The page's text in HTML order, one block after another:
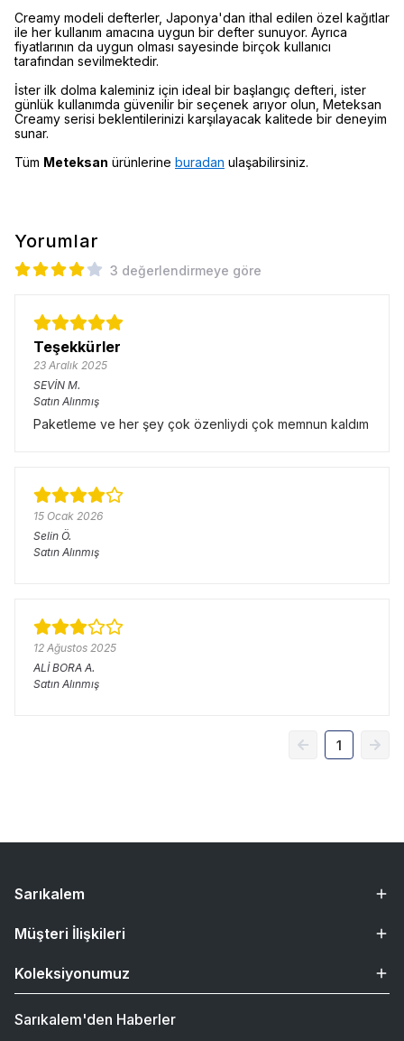
Creamy modeli defterler, Japonya'dan ithal edilen özel kağıtlar
ile her kullanım amacına uygun bir defter sunuyor. Ayrıca
fiyatlarının da uygun olması sayesinde birçok kullanıcı
tarafından sevilmektedir.
İster ilk dolma kaleminiz için ideal bir başlangıç defteri, ister
günlük kullanımda güvenilir bir seçenek arıyor olun, Meteksan
Creamy serisi beklentilerinizi karşılayacak kalitede bir deneyim
sunar.
Tüm Meteksan ürünlerine buradan ulaşabilirsiniz.
Yorumlar
3 değerlendirmeye göre
Teşekkürler
23 Aralık 2025
SEVİN M.
Satın Alınmış
Paketleme ve her şey çok özenliydi çok memnun kaldım
15 Ocak 2026
Selin Ö.
Satın Alınmış
12 Ağustos 2025
ALİ BORA A.
Satın Alınmış
1
Sarıkalem
Müşteri İlişkileri
Koleksiyonumuz
Sarıkalem'den Haberler